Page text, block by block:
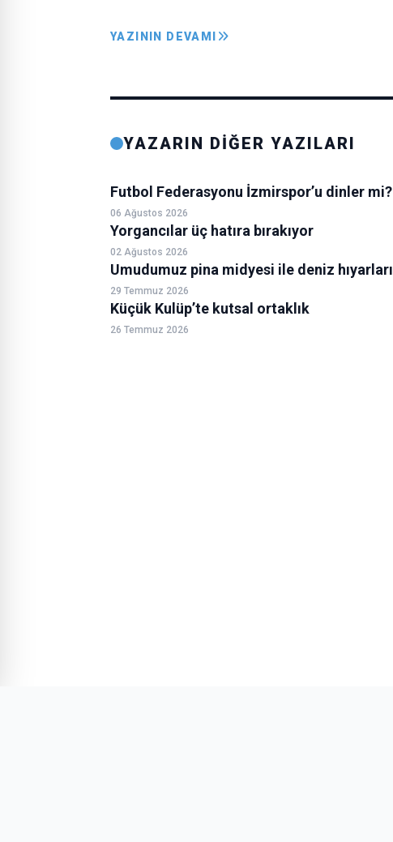
YAZININ DEVAMI
YAZARIN DİĞER YAZILARI
Futbol Federasyonu İzmirspor’u dinler mi?
06 Ağustos 2026
Yorgancılar üç hatıra bırakıyor
02 Ağustos 2026
Umudumuz pina midyesi ile deniz hıyarları
29 Temmuz 2026
Küçük Kulüp’te kutsal ortaklık
26 Temmuz 2026